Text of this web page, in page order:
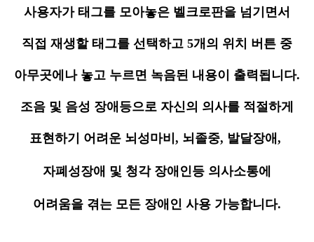
사용자가 태그를 모아놓은 벨크로판을 넘기면서
직접 재생할 태그를 선택하고 5개의 위치 버튼 중
아무곳에나 놓고 누르면 녹음된 내용이 출력됩니다.
조음 및 음성 장애등으로 자신의 의사를 적절하게
표현하기 어려운 뇌성마비, 뇌졸중, 발달장애 ,
자폐성장애 및 청각 장애인등 의사소통에
어려움을 겪는 모든 장애인 사용 가능합니다.